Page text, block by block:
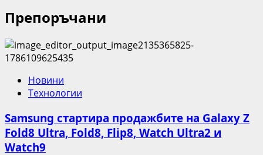
Препоръчани
Новини
Технологии
Samsung стартира продажбите на Galaxy Z
Fold8 Ultra, Fold8, Flip8, Watch Ultra2 и
Watch9